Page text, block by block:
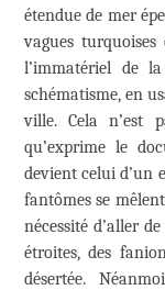
étendue de mer
vagues turquoises
l’immatériel de
schématisme, en
ville. Cela n’est
qu’exprime le
devient celui d’un
fantômes se
nécessité d’aller
étroites, des
désertée.